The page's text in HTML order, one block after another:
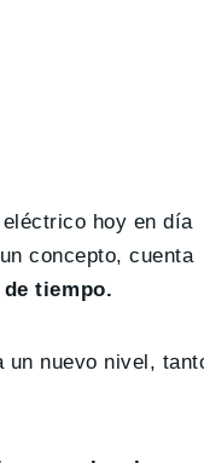
hoy en día
concepto, cuenta
tiempo.
un nuevo nivel,